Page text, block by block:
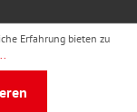
Erfahrung bieten zu